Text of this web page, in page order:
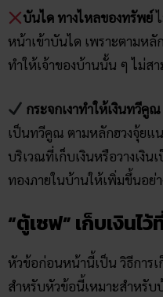
บันได ทางไหลของทรัพย์
หน้าเข้าบันได เพราะตามห
ทำให้เจ้าของบ้านนั้น ๆ ไม่สา
กระจกเงาทำให้เงินทวีคูณ
เป็นทวีคูณ ตามหลักฮวงจุ้ยแน
บริเวณที่เก็บเงินหรือวางเงิน
ทองภายในบ้านให้เพิ่มขึ้นอย่
“ตู้เซฟ” เก็บเงินไ
หัวข้อก่อนหน้านี้เป็น วิธีการเ
สำหรับหัวข้อนี้เหมาะสำหรับ